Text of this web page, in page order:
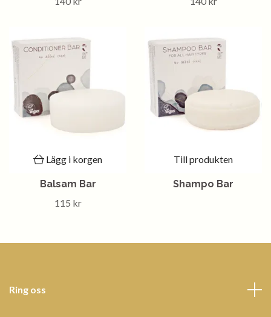
Lägg i korgen
Balsam Bar
115 kr
Till produkten
Shampo Bar
Ring oss